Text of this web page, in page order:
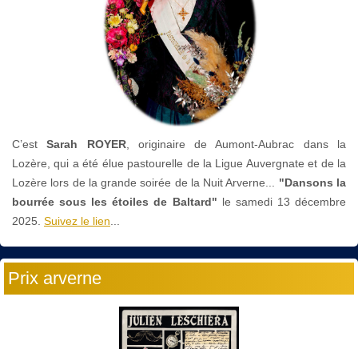
C’estSarah ROYER, originaire de Aumont-Aubrac dans la
Lozère, qui a été élue pastourelle de la Ligue Auvergnate et de la
Lozère lors de la grande soirée de la Nuit Arverne... "Dansons la
bourrée sous les étoiles de Baltard" le samedi 13 décembre
2025. Suivez le lien...
Prix arverne